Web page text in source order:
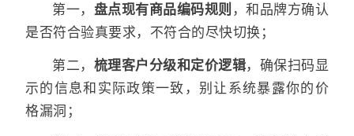
第一， 盘点现有商品编码规则 ，和品牌方确认
是否符合验真要求，不符合的尽快切换；
第二， 梳理客户分级和定价逻辑，确保扫码显
示的信息和实际政策一致，别让系统暴露你的价
格漏洞；